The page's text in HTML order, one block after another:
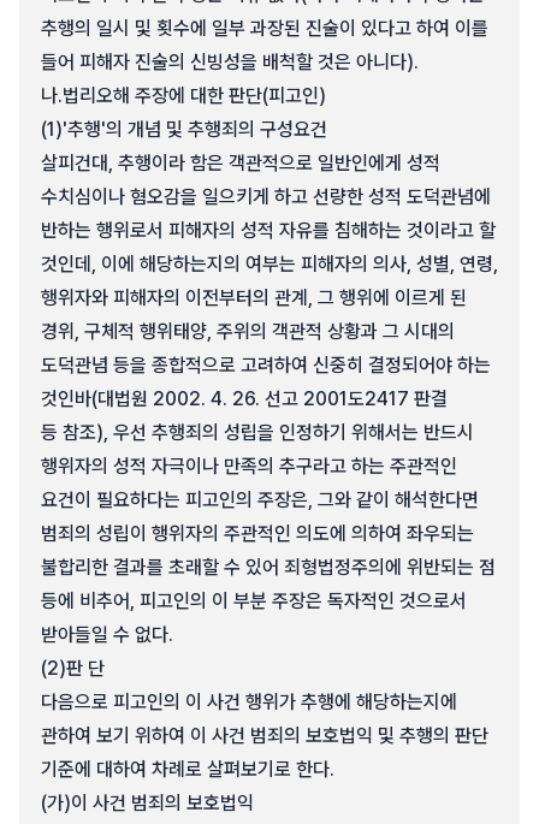
추행의 일시 및 횟수에 일부 과장된 진술이 있다고 하여 이를
들어 피해자 진술의 신빙성을 배척할 것은 아니다).
나.법리오해 주장에 대한 판단(피고인)
(1)'추행'의 개념 및 추행죄의 구성요건
살피건대, 추행이라 함은 객관적으로 일반인에게 성적
수치심이나 혐오감을 일으키게 하고 선량한 성적 도덕관념에
반하는 행위로서 피해자의 성적 자유를 침해하는 것이라고 할
것인데, 이에 해당하는지의 여부는 피해자의 의사, 성별, 연령,
행위자와 피해자의 이전부터의 관계, 그 행위에 이르게 된
경위, 구체적 행위태양, 주위의 객관적 상황과 그 시대의
도덕관념 등을 종합적으로 고려하여 신중히 결정되어야 하는
것인바(대법원 2002. 4. 26. 선고 2001도2417 판결
등 참조), 우선 추행죄의 성립을 인정하기 위해서는 반드시
행위자의 성적 자극이나 만족의 추구라고 하는 주관적인
요건이 필요하다는 피고인의 주장은, 그와 같이 해석한다면
범죄의 성립이 행위자의 주관적인 의도에 의하여 좌우되는
불합리한 결과를 초래할 수 있어 죄형법정주의에 위반되는 점
등에 비추어, 피고인의 이 부분 주장은 독자적인 것으로서
받아들일 수 없다.
(2)판 단
다음으로 피고인의 이 사건 행위가 추행에 해당하는지에
관하여 보기 위하여 이 사건 범죄의 보호법익 및 추행의 판단
기준에 대하여 차례로 살펴보기로 한다.
(가)이 사건 범죄의 보호법익